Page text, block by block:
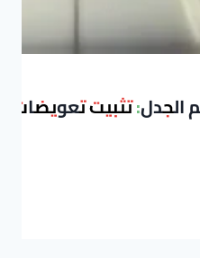
الجدل: تثبيت تعويضات